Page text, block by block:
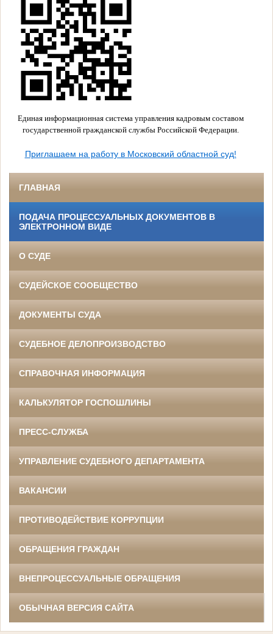
Единая информационная система управления кадровым составом
государственной гражданской службы Российской Федерации.
Приглашаем на работу в Московский областной суд!
ГЛАВНАЯ
ПОДАЧА ПРОЦЕССУАЛЬНЫХ ДОКУМЕНТОВ В
ЭЛЕКТРОННОМ ВИДЕ
О СУДЕ
СУДЕЙСКОЕ СООБЩЕСТВО
ДОКУМЕНТЫ СУДА
СУДЕБНОЕ ДЕЛОПРОИЗВОДСТВО
СПРАВОЧНАЯ ИНФОРМАЦИЯ
КАЛЬКУЛЯТОР ГОСПОШЛИНЫ
ПРЕСС-СЛУЖБА
УПРАВЛЕНИЕ СУДЕБНОГО ДЕПАРТАМЕНТА
ВАКАНСИИ
ПРОТИВОДЕЙСТВИЕ КОРРУПЦИИ
ОБРАЩЕНИЯ ГРАЖДАН
ВНЕПРОЦЕССУАЛЬНЫЕ ОБРАЩЕНИЯ
ОБЫЧНАЯ ВЕРСИЯ САЙТА